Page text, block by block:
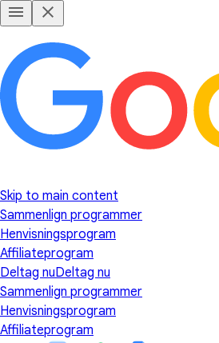
Skip to main content
Sammenlign programmer
Henvisningsprogram
Affiliateprogram
Deltag nuDeltag nu
Sammenlign programmer
Henvisningsprogram
Affiliateprogram